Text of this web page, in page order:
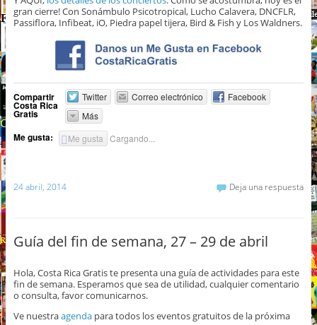
gran cierre! Con Sonámbulo Psicotropical, Lucho Calavera, DNCFLR,
Passiflora, Infibeat, iO, Piedra papel tijera, Bird & Fish y Los Waldners.
Compartir
Costa Rica
Gratis
Twitter Correo electrónico
Facebook
Más
Me gusta: Me gusta Cargando...
24 abril, 2014 Deja una respuesta
Guía del fin de semana, 27 – 29 de abril
Hola, Costa Rica Gratis te presenta una guía de actividades para este
fin de semana. Esperamos que sea de utilidad, cualquier comentario
o consulta, favor comunicarnos.
Ve nuestraagendapara todos los eventos gratuitos de la próxima